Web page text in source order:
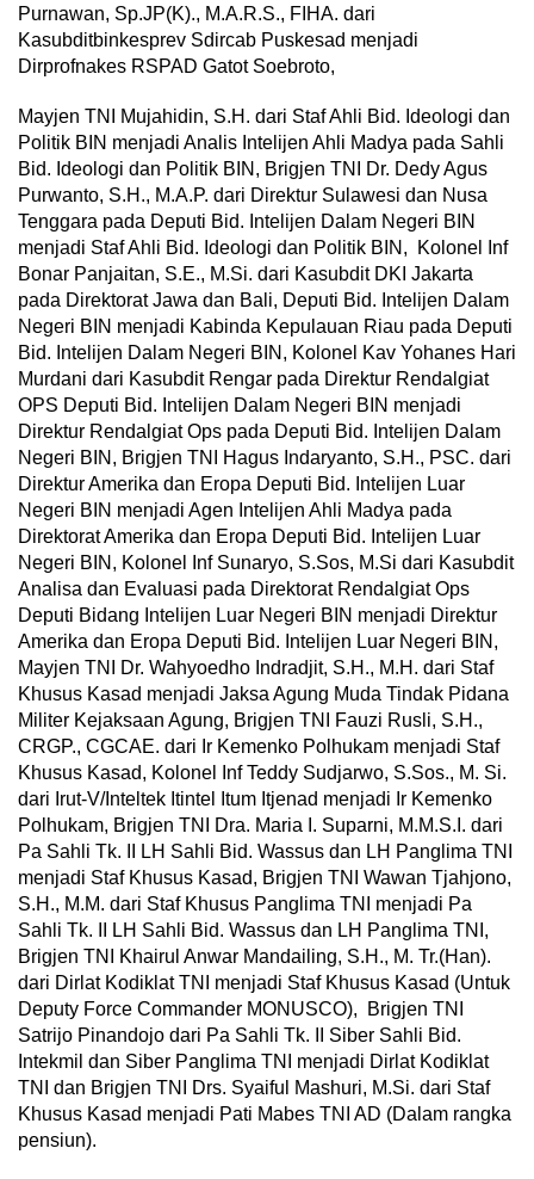
Purnawan, Sp.JP(K)., M.A.R.S., FIHA. dari
Kasubditbinkesprev Sdircab Puskesad menjadi
Dirprofnakes RSPAD Gatot Soebroto,
Mayjen TNI Mujahidin, S.H. dari Staf Ahli Bid. Ideologi dan
Politik BIN menjadi Analis Intelijen Ahli Madya pada Sahli
Bid. Ideologi dan Politik BIN, Brigjen TNI Dr. Dedy Agus
Purwanto, S.H., M.A.P. dari Direktur Sulawesi dan Nusa
Tenggara pada Deputi Bid. Intelijen Dalam Negeri BIN
menjadi Staf Ahli Bid. Ideologi dan Politik BIN, Kolonel Inf
Bonar Panjaitan, S.E., M.Si. dari Kasubdit DKI Jakarta
pada Direktorat Jawa dan Bali, Deputi Bid. Intelijen Dalam
Negeri BIN menjadi Kabinda Kepulauan Riau pada Deputi
Bid. Intelijen Dalam Negeri BIN, Kolonel Kav Yohanes Hari
Murdani dari Kasubdit Rengar pada Direktur Rendalgiat
OPS Deputi Bid. Intelijen Dalam Negeri BIN menjadi
Direktur Rendalgiat Ops pada Deputi Bid. Intelijen Dalam
Negeri BIN, Brigjen TNI Hagus Indaryanto, S.H., PSC. dari
Direktur Amerika dan Eropa Deputi Bid. Intelijen Luar
Negeri BIN menjadi Agen Intelijen Ahli Madya pada
Direktorat Amerika dan Eropa Deputi Bid. Intelijen Luar
Negeri BIN, Kolonel Inf Sunaryo, S.Sos, M.Si dari Kasubdit
Analisa dan Evaluasi pada Direktorat Rendalgiat Ops
Deputi Bidang Intelijen Luar Negeri BIN menjadi Direktur
Amerika dan Eropa Deputi Bid. Intelijen Luar Negeri BIN,
Mayjen TNI Dr. Wahyoedho Indradjit, S.H., M.H. dari Staf
Khusus Kasad menjadi Jaksa Agung Muda Tindak Pidana
Militer Kejaksaan Agung, Brigjen TNI Fauzi Rusli, S.H.,
CRGP., CGCAE. dari Ir Kemenko Polhukam menjadi Staf
Khusus Kasad, Kolonel Inf Teddy Sudjarwo, S.Sos., M. Si.
dari Irut-V/Inteltek Itintel Itum Itjenad menjadi Ir Kemenko
Polhukam, Brigjen TNI Dra. Maria I. Suparni, M.M.S.I. dari
Pa Sahli Tk. II LH Sahli Bid. Wassus dan LH Panglima TNI
menjadi Staf Khusus Kasad, Brigjen TNI Wawan Tjahjono,
S.H., M.M. dari Staf Khusus Panglima TNI menjadi Pa
Sahli Tk. II LH Sahli Bid. Wassus dan LH Panglima TNI,
Brigjen TNI Khairul Anwar Mandailing, S.H., M. Tr.(Han).
dari Dirlat Kodiklat TNI menjadi Staf Khusus Kasad (Untuk
Deputy Force Commander MONUSCO), Brigjen TNI
Satrijo Pinandojo dari Pa Sahli Tk. II Siber Sahli Bid.
Intekmil dan Siber Panglima TNI menjadi Dirlat Kodiklat
TNI dan Brigjen TNI Drs. Syaiful Mashuri, M.Si. dari Staf
Khusus Kasad menjadi Pati Mabes TNI AD (Dalam rangka
pensiun).